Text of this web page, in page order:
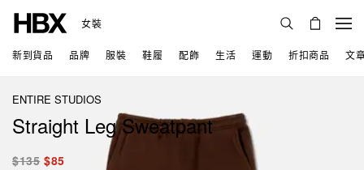
女裝
新到貨品 品牌 服裝 鞋履 配飾 生活 運動 折扣商品 文
ENTIRE STUDIOS
Straight Leg Sweatpant
$135 $85